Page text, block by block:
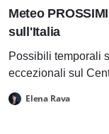
Meteo
sull'Italia
Possibili temporali
eccezionali sul
Elena Rava